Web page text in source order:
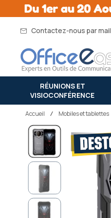
Contactez-nous par mail
RÉUNIONS ET
VISIOCONFÉRENCE
Accueil mobiles et tablettes
Passer
fin
de
galerie
d’images